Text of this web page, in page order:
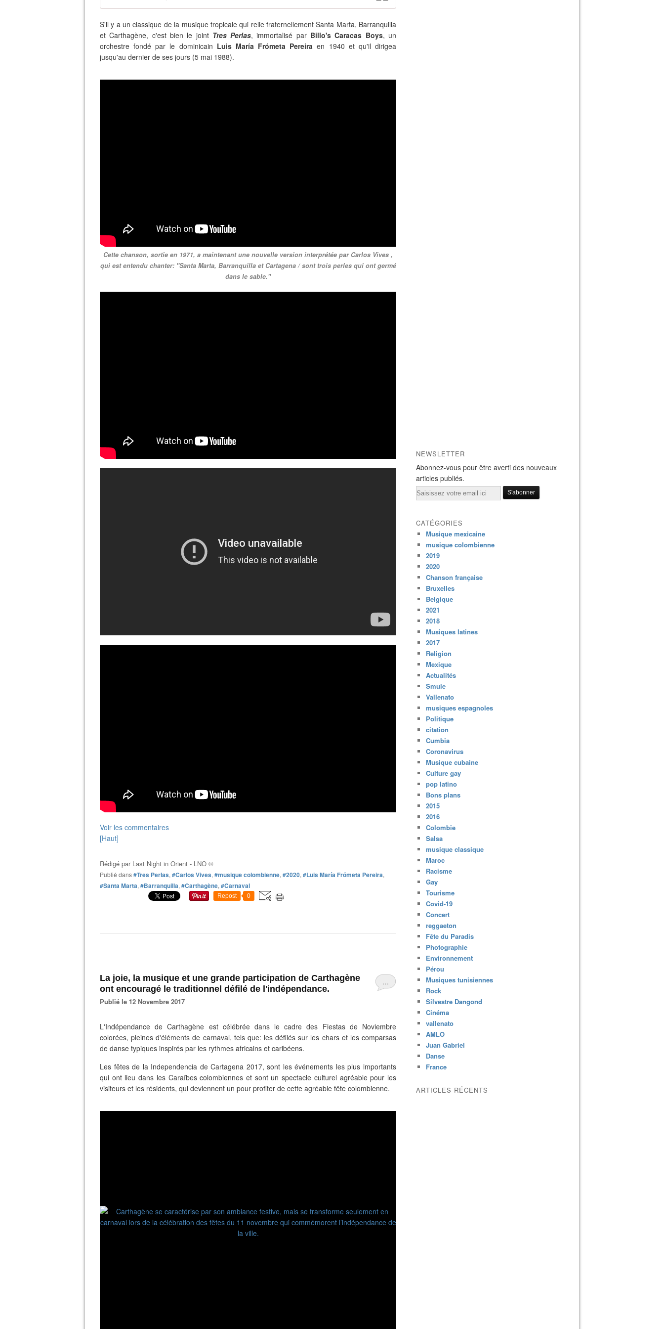
S'il y a un classique de la musique tropicale qui relie fraternellement Santa Marta, Barranquilla
et Carthagène, c'est bien le joint Tres Perlas, immortalisé par Billo's Caracas Boys, un
orchestre fondé par le dominicain Luis María Frómeta Pereira en 1940 et qu'il dirigea
jusqu'au dernier de ses jours (5 mai 1988).
Cette chanson, sortie en 1971, a maintenant une nouvelle version interprétée par Carlos Vives ,
qui est entendu chanter: "Santa Marta, Barranquilla et Cartagena / sont trois perles qui ont germé
dans le sable."
Voir les commentaires
[Haut]
Rédigé par Last Night in Orient - LNO ©
Publié dans#Tres Perlas, #Carlos Vives, #musique colombienne, #2020, #Luis María Frómeta Pereira,
#Santa Marta, #Barranquilla, #Carthagène, #Carnaval
Repost 0
…
La joie, la musique et une grande participation de Carthagène
ont encouragé le traditionnel défilé de l'indépendance.
Publié le 12 Novembre 2017
L'Indépendance de Carthagène est célébrée dans le cadre des Fiestas de Noviembre
colorées, pleines d'éléments de carnaval, tels que: les défilés sur les chars et les comparsas
de danse typiques inspirés par les rythmes africains et caribéens.
Les fêtes de la Independencia de Cartagena 2017, sont les événements les plus importants
qui ont lieu dans les Caraïbes colombiennes et sont un spectacle culturel agréable pour les
visiteurs et les résidents, qui deviennent un pour profiter de cette agréable fête colombienne.
NEWSLETTER
Abonnez-vous pour être averti des nouveaux
articles publiés.
Email
CATÉGORIES
Musique mexicaine
musique colombienne
2019
2020
Chanson française
Bruxelles
Belgique
2021
2018
Musiques latines
2017
Religion
Mexique
Actualités
Smule
Vallenato
musiques espagnoles
Politique
citation
Cumbia
Coronavirus
Musique cubaine
Culture gay
pop latino
Bons plans
2015
2016
Colombie
Salsa
musique classique
Maroc
Racisme
Gay
Tourisme
Covid-19
Concert
reggaeton
Fête du Paradis
Photographie
Environnement
Pérou
Musiques tunisiennes
Rock
Silvestre Dangond
Cinéma
vallenato
AMLO
Juan Gabriel
Danse
France
ARTICLES RÉCENTS